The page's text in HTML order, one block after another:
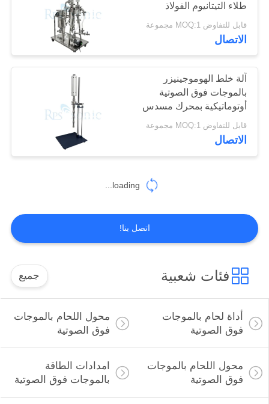
معالج السائل
بالموجات فوق
الصوتية
68
فوهات الرش
16
أداة القطع بالموجات
فوق الصوتية
15
طلاء التيتانيوم الفولاذ
المقاوم للصدأ 2L سعة
أقصى مستخدمات التجميل
مطهر طحن
قابل للتفاوض MOQ:1 مجموعة
الاتصال
آلة خلط الهوموجينيزر
بالموجات فوق الصوتية
أوتوماتيكية بمحرك مسدس
حليب مستحضرات التجميل
كريم لوشن
قابل للتفاوض MOQ:1 مجموعة
الاتصال
loading...
اتصل بنا!
فئات شعبية جميع
أداة لحام بالموجات
فوق الصوتية
محول اللحام بالموجات
فوق الصوتية
محول اللحام بالموجات
فوق الصوتية
امدادات الطاقة
بالموجات فوق الصوتية